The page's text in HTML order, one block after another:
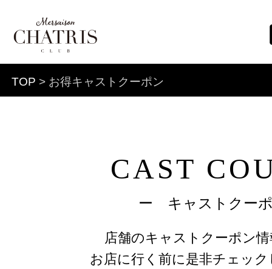
TOP > お得キャストクーポン
CAST
ー キャストクー
店舗のキャストクーポン
お店に行く前に是非チェッ